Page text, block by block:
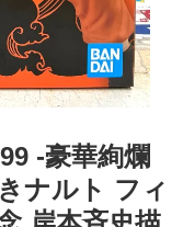
​-豪華絢爛
ナルト フィ